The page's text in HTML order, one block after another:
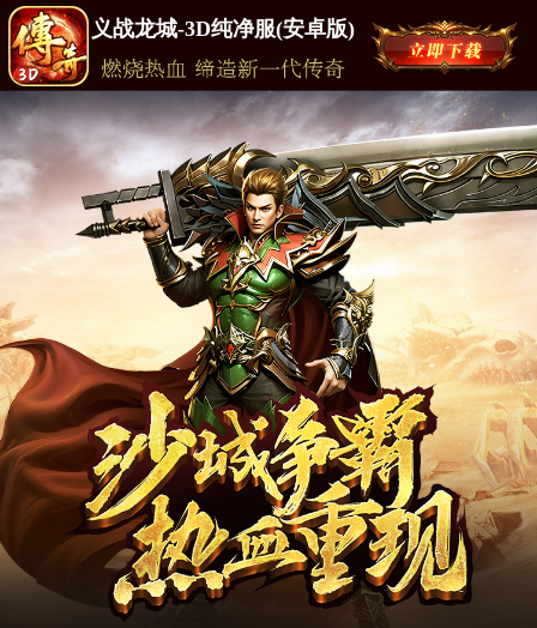
义战龙城-3D纯净服(安卓版)